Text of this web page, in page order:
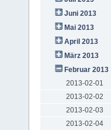
Juni 2013
Mai 2013
April 2013
März 2013
Februar 2013
2013-02-01
2013-02-02
2013-02-03
2013-02-04